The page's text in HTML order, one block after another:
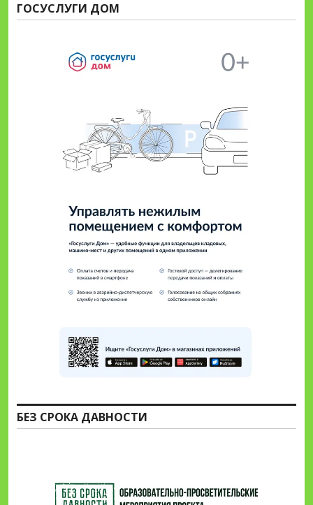
ГОСУСЛУГИ ДОМ
БЕЗ СРОКА ДАВНОСТИ